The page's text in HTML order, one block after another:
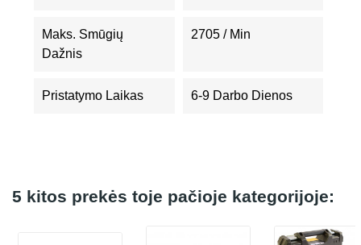
Maks. Smūgių
Dažnis
2705 / Min
Pristatymo Laikas 6-9 Darbo Dienos
5 kitos prekės toje pačioje kategorijoje: